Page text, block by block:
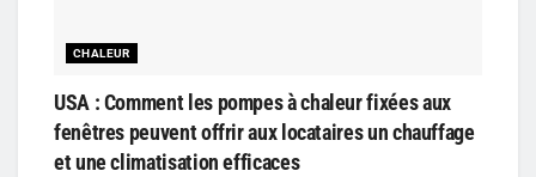
CHALEUR
USA : Comment les pompes à chaleur fixées aux
fenêtres peuvent offrir aux locataires un chauffage
et une climatisation efficaces